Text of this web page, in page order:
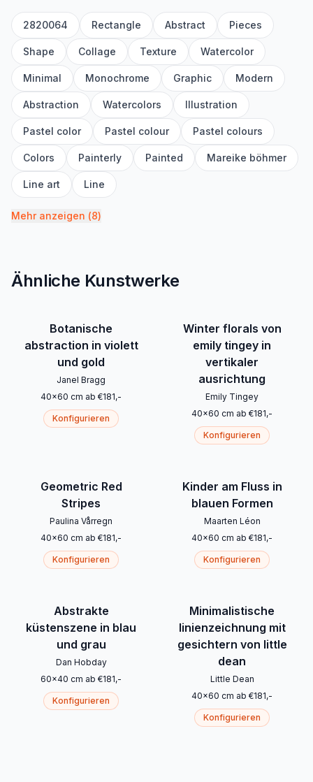
2820064 Rectangle Abstract Pieces
Shape Collage Texture Watercolor
Minimal Monochrome Graphic Modern
Abstraction Watercolors Illustration
Pastel color Pastel colour Pastel colours
Colors Painterly Painted Mareike böhmer
Line art Line
Mehr anzeigen (8)
Ähnliche Kunstwerke
Botanische
abstraction in violett
und gold
Janel Bragg
40x60 cm ab €181,-
Konfigurieren
Winter florals von
emily tingey in
vertikaler
ausrichtung
Emily Tingey
40x60 cm ab €181,-
Konfigurieren
Geometric Red
Stripes
Paulina Vårregn
40x60 cm ab €181,-
Konfigurieren
Kinder am Fluss in
blauen Formen
Maarten Léon
40x60 cm ab €181,-
Konfigurieren
Abstrakte
küstenszene in blau
und grau
Dan Hobday
60x40 cm ab €181,-
Konfigurieren
Minimalistische
linienzeichnung mit
gesichtern von little
dean
Little Dean
40x60 cm ab €181,-
Konfigurieren